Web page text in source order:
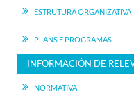
ESTRUTURA ORGANIZATIVA
PLANS E PROGRAMAS
INFORMACIÓN DE
NORMATIVA